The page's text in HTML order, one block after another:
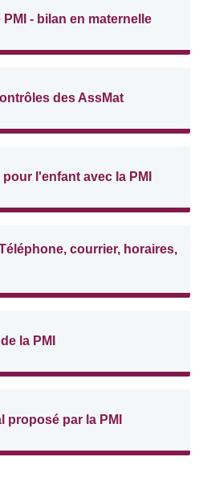
PMI - bilan en maternelle
des AssMat
l'enfant avec la PMI
courrier, horaires,
la PMI
proposé par la PMI